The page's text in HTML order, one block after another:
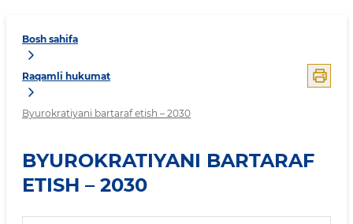
Bosh sahifa
Raqamli hukumat
Byurokratiyani bartaraf etish – 2030
BYUROKRATIYANI BARTARAF
ETISH – 2030